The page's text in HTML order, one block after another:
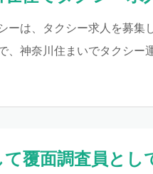
ーは、タクシー求人を募集
、神奈川住まいでタクシー
て覆面調査員とし